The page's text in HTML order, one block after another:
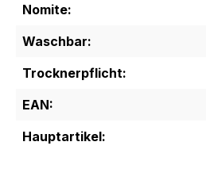
Nomite:
Waschbar:
Trocknerpflicht:
EAN:
Hauptartikel: